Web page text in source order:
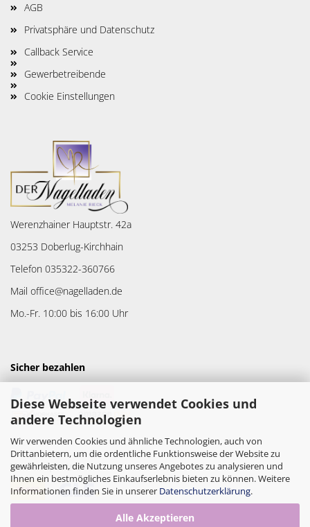
Diese Webseite verwendet Cookies und
andere Technologien
Wir verwenden Cookies und ähnliche Technologien, auch von
Drittanbietern, um die ordentliche Funktionsweise der Website zu
gewährleisten, die Nutzung unseres Angebotes zu analysieren und
Ihnen ein bestmögliches Einkaufserlebnis bieten zu können. Weitere
Informationen finden Sie in unserer Datenschutzerklärung.
Alle Akzeptieren
AGB
Privatsphäre und Datenschutz
Callback Service
Gewerbetreibende
Cookie Einstellungen
Werenzhainer Hauptstr. 42a
03253 Doberlug-Kirchhain
Telefon 035322-360766
Mail office@nagelladen.de
Mo.-Fr. 10:00 bis 16:00 Uhr
Sicher bezahlen
Versandpartner